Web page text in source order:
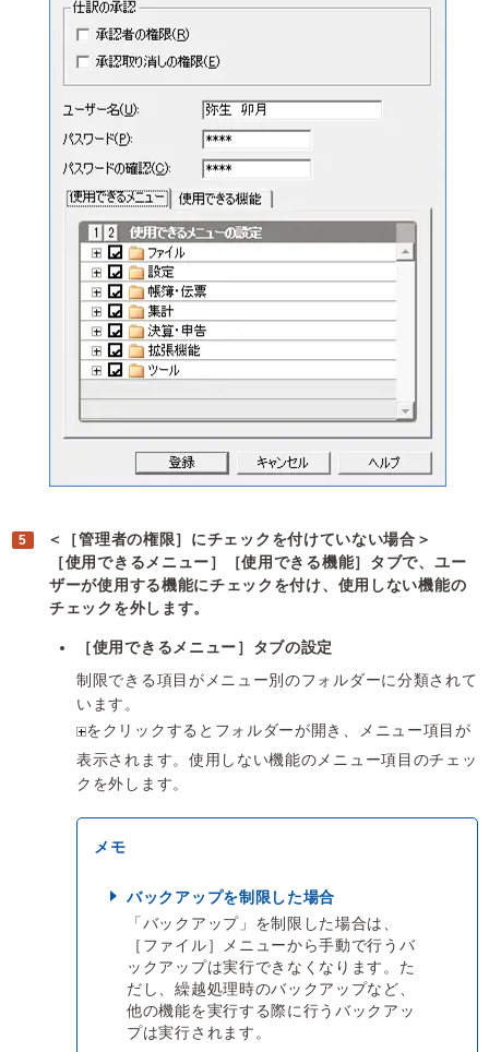
＜［管理者の権限］にチェックを付けていない場合＞
［使用できるメニュー］［使用できる機能］タブで、ユー
ザーが使用する機能にチェックを付け、使用しない機能の
チェックを外します。
［使用できるメニュー］タブの設定
制限できる項目がメニュー別のフォルダーに分類されて
います。
をクリックするとフォルダーが開き、メニュー項目が
表示されます。使用しない機能のメニュー項目のチェッ
クを外します。
バックアップを制限した場合
「バックアップ」を制限した場合は、
［ファイル］メニューから手動で行うバ
ックアップは実行できなくなります。た
だし、繰越処理時のバックアップなど、
他の機能を実行する際に行うバックアッ
プは実行されます。